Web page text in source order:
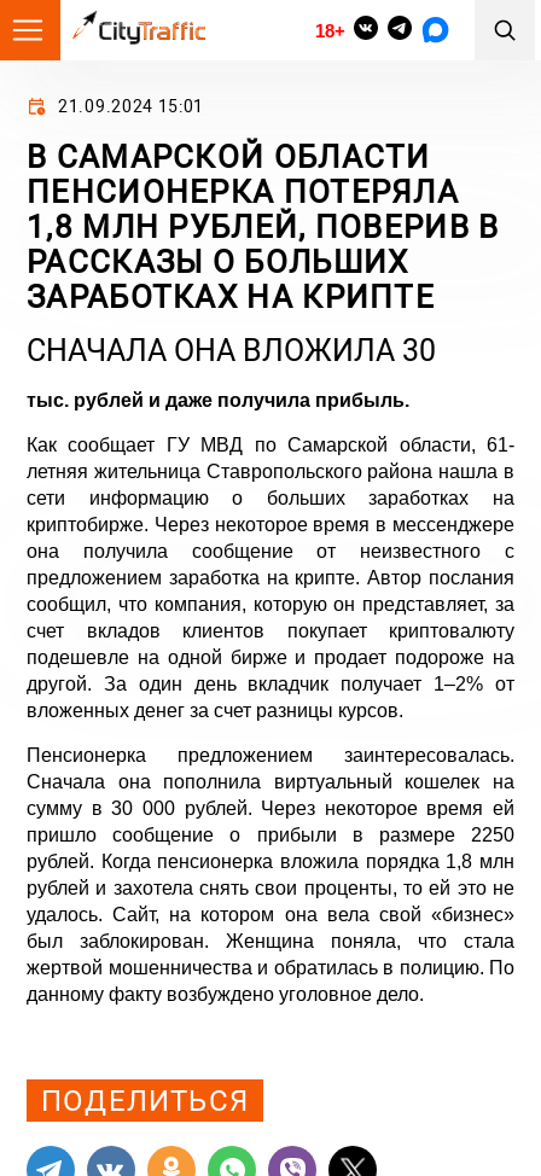
18+
21.09.2024 15:01
В САМАРСКОЙ ОБЛАСТИ
ПЕНСИОНЕРКА ПОТЕРЯЛА
1,8 МЛН РУБЛЕЙ, ПОВЕРИВ В
РАССКАЗЫ О БОЛЬШИХ
ЗАРАБОТКАХ НА КРИПТЕ
СНАЧАЛА ОНА ВЛОЖИЛА 30
тыс. рублей и даже получила прибыль.
Как сообщает ГУ МВД по Самарской области, 61-
летняя жительница Ставропольского района нашла в
сети информацию о больших заработках на
криптобирже. Через некоторое время в мессенджере
она получила сообщение от неизвестного с
предложением заработка на крипте. Автор послания
сообщил, что компания, которую он представляет, за
счет вкладов клиентов покупает криптовалюту
подешевле на одной бирже и продает подороже на
другой. За один день вкладчик получает 1–2% от
вложенных денег за счет разницы курсов.
Пенсионерка предложением заинтересовалась.
Сначала она пополнила виртуальный кошелек на
сумму в 30 000 рублей. Через некоторое время ей
пришло сообщение о прибыли в размере 2250
рублей. Когда пенсионерка вложила порядка 1,8 млн
рублей и захотела снять свои проценты, то ей это не
удалось. Сайт, на котором она вела свой «бизнес»
был заблокирован. Женщина поняла, что стала
жертвой мошенничества и обратилась в полицию. По
данному факту возбуждено уголовное дело.
ПОДЕЛИТЬСЯ